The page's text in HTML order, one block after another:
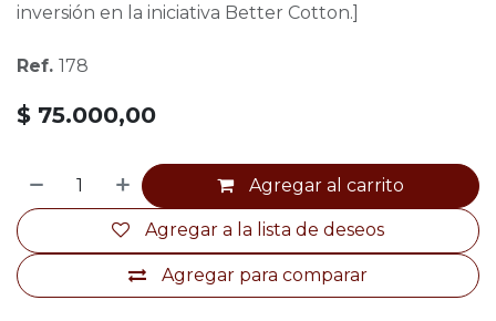
inversión en la iniciativa Better Cotton.]
Ref. 178
$ 75.000,00
Agregar al carrito
Agregar para comparar
Agregar a la lista de deseos